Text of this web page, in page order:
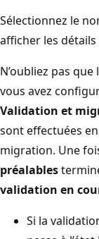
Sélectionnez le
afficher les détails
N’oubliez pas
vous avez
Validation et
sont effectuées
migration. Une
préalables
validation en
Si la